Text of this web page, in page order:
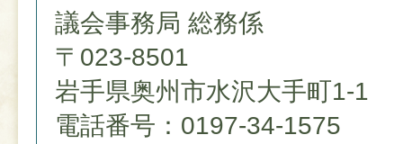
議会事務局 総務係
〒023-8501
岩手県奥州市水沢大手町1-1
電話番号：0197-34-1575